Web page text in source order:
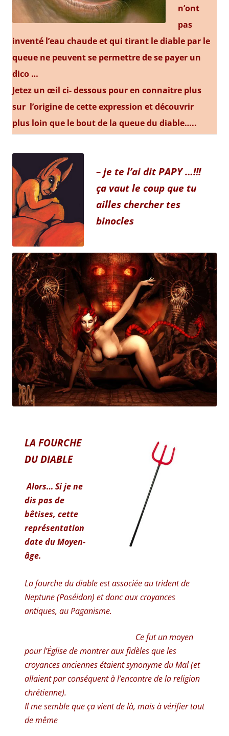
n’ont
pas
inventé l’eau chaude et qui tirant le diable par le
queue ne peuvent se permettre de se payer un
dico …
Jetez un œil ci- dessous pour en connaitre plus
sur l’origine de cette expression et découvrir
plus loin que le bout de la queue du diable…..
– je te l’ai dit PAPY …!!!
ça vaut le coup que tu
ailles chercher tes
binocles
LA FOURCHE
DU DIABLE
Alors… Si je ne
dis pas de
bêtises, cette
représentation
date du Moyen-
âge.
La fourche du diable est associée au trident de
Neptune (Poséidon) et donc aux croyances
antiques, au Paganisme.
Ce fut un moyen
pour l’Église de montrer aux fidèles que les
croyances anciennes étaient synonyme du Mal (et
allaient par conséquent à l’encontre de la religion
chrétienne).
Il me semble que ça vient de là, mais à vérifier tout
de même